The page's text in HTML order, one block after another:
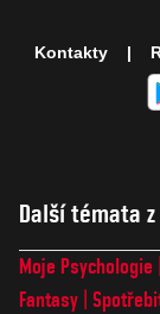
Další témata
Moje Psychologie
Fantasy
Kontakty